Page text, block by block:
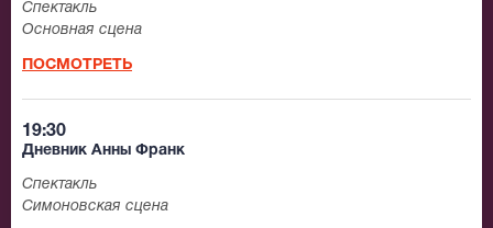
Спектакль
Основная сцена
ПОСМОТРЕТЬ
19:30
Дневник Анны Франк
Спектакль
Симоновская сцена